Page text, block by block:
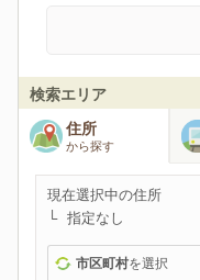
検索エリア
住所
から探す
現在選択中の住所
指定なし
市区町村を選択